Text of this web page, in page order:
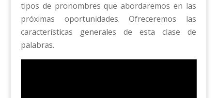
tipos de pronombres que abordaremos en las
próximas oportunidades. Ofreceremos las
características generales de esta clase de
palabras.